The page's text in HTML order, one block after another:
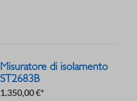
Misuratore di isolamento
ST2683B
1.350,00 €*